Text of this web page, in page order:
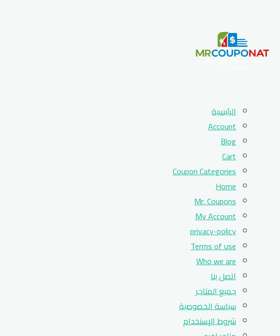
الرئيسية
Account
Blog
Cart
Coupon Categories
Home
Mr. Coupons
My Account
privacy-policy
Terms of use
Who we are
اتصل بنا
جميع المتاجر
سياسة الخصوصية
شروط الإستخدام